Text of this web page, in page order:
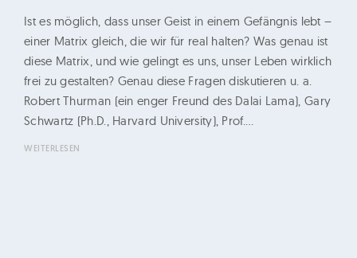
r
i
n
n
e
r
u
Ist es möglich, dass unser Geist in einem Gefängnis lebt –
einer Matrix gleich, die wir für real halten? Was genau ist
diese Matrix, und wie gelingt es uns, unser Leben wirklich
frei zu gestalten? Genau diese Fragen diskutieren u. a.
Robert Thurman (ein enger Freund des Dalai Lama), Gary
Schwartz (Ph.D., Harvard University), Prof.…
WEITERLESEN